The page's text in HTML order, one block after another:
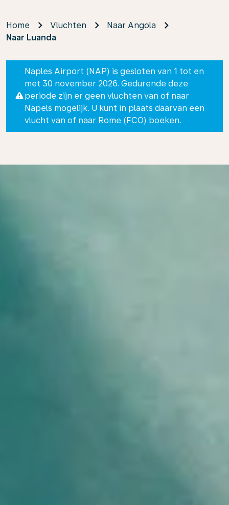
Home Vluchten
Naar Angola
Naar Luanda
Naples Airport (NAP) is gesloten van 1 tot en
met 30 november 2026. Gedurende deze
periode zijn er geen vluchten van of naar
Napels mogelijk. U kunt in plaats daarvan een
vlucht van of naar Rome (FCO) boeken.